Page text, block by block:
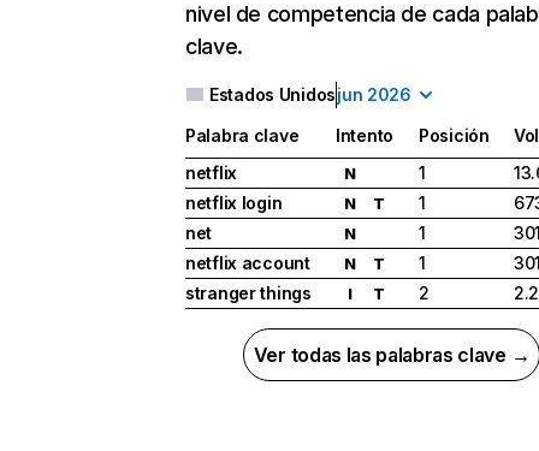
nivel de competencia de cada
clave.
Estados Unidosjun 2026
Palabra clave Intento Posición
netflix
N 1
netflix login
N T 1
net
N 1
netflix account
N T 1
stranger things
I T 2
Ver todas las palabras clave →